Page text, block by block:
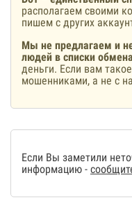
располагаем своими
пишем с других
Мы не предлагаем и
людей в списки обмена
деньги. Если вам
мошенниками, а не с
Если Вы заметили
информацию -